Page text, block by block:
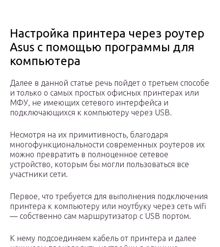
Настройка принтера через роутер
Asus с помощью программы для
компьютера
Далее в данной статье речь пойдет о третьем способе
и только о самых простых офисных принтерах или
МФУ, не имеющих сетевого интерфейса и
подключающихся к компьютеру через USB.
Несмотря на их примитивность, благодаря
многофункциональности современных роутеров их
можно превратить в полноценное сетевое
устройство, которым бы могли пользоваться все
участники сети.
Первое, что требуется для выполнения подключения
принтера к компьютеру или ноутбуку через сеть wifi
— собственно сам маршрутизатор с USB портом.
К нему подсоединяем кабель от принтера и далее